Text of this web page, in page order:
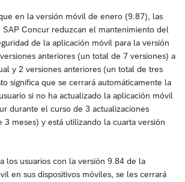
en la versión móvil de enero (9.87), las
SAP Concur reduzcan el mantenimiento del
de la aplicación móvil para la versión
anteriores (un total de 7 versiones) a
y 2 versiones anteriores (un total de tres
significa que se cerrará automáticamente la
si no ha actualizado la aplicación móvil
durante el curso de 3 actualizaciones
3 meses) y está utilizando la cuarta versión
los usuarios con la versión 9.84 de la
en sus dispositivos móviles, se les cerrará